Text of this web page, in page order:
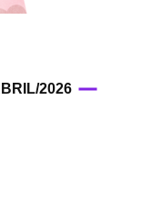
2026